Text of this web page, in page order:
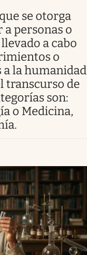
a personas o
a cabo
o
la humanidad
transcurso de
son:
o Medicina,